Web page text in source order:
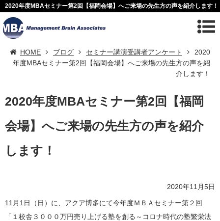
2020年度MBAセミナー第2回【福岡会場】へご来場の先生方の声を紹介します！
HOME ブログ セミナー講演受講者アンケート
2020
年度MBAセミナー第2回【福岡会場】へご来場の先生方の声を紹
介します！
2020年度MBAセミナー第2回【福岡
会場】へご来場の先生方の声を紹介
します！
2020年11月5日
11月1日（日）に、アクア博多にて今年度ＭＢＡセミナー第２回
「１校舎３０００万円売り上げる塾を創る～コロナ時代の塾繁栄法